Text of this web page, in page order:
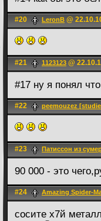
#20 LerоnB @
#21 1123123 @
#17 ну я понял
#22 peemouzez
#23 Патиссон из
90 000 - это
#24 Amazing Spider-
сосите х7й